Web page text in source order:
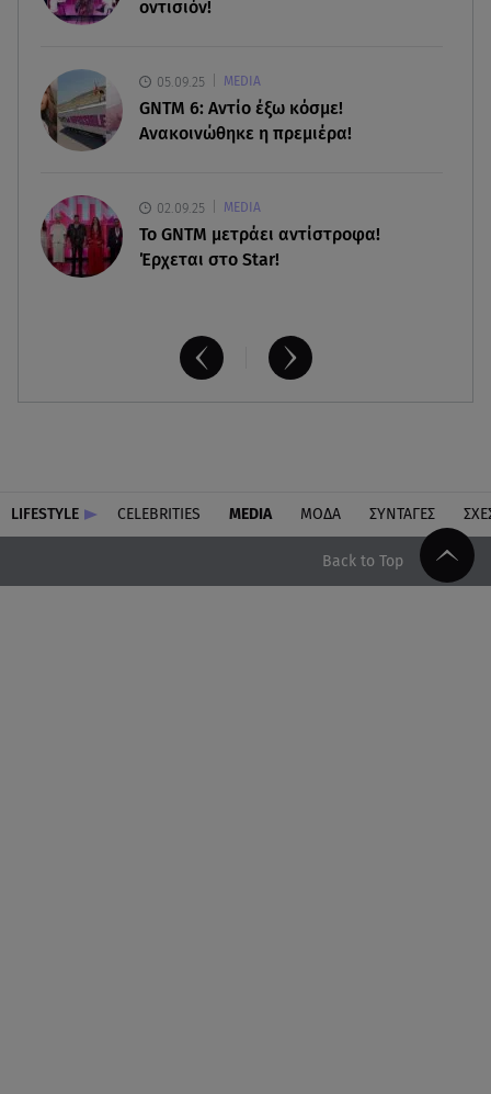
αποτελέσματα
οντισιόν!
05.09.25 MEDIA
GNTM 6: Αντίο έξω κόσμε!
Ανακοινώθηκε η πρεμιέρα!
02.09.25 MEDIA
Το GNTM μετράει αντίστροφα!
Έρχεται στο Star!
LIFESTYLE CELEBRITIES MEDIA ΜΟΔΑ ΣΥΝΤΑΓΕΣ
Back to Top